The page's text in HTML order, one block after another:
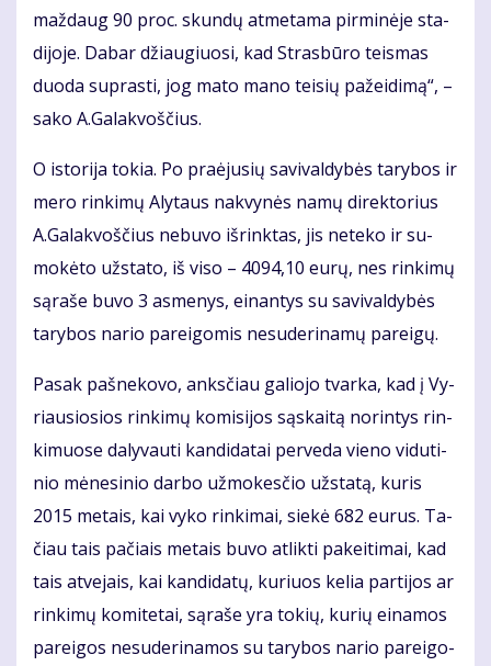
maž­daug 90 proc. skun­dų at­me­ta­ma pir­mi­nė­je sta­
di­jo­je. Da­bar džiau­giuo­si, kad Stras­bū­ro teis­mas
duo­da su­pras­ti, jog ma­to ma­no tei­sių pa­žei­di­mą“, –
sa­ko A.Ga­lak­voš­čius.
O is­to­ri­ja to­kia. Po pra­ėju­sių sa­vi­val­dy­bės ta­ry­bos ir
me­ro rin­ki­mų Aly­taus nak­vy­nės na­mų di­rek­to­rius
A.Ga­lak­voš­čius ne­bu­vo iš­rink­tas, jis ne­te­ko ir su­
mo­kė­to už­sta­to, iš vi­so – 4094,10 eu­rų, nes rin­ki­mų
są­ra­še bu­vo 3 as­me­nys, einan­tys su sa­vi­val­dy­bės
ta­ry­bos na­rio pa­rei­go­mis ne­su­de­ri­na­mų pa­rei­gų.
Pa­sak pa­šne­ko­vo, anks­čiau ga­lio­jo tvar­ka, kad į Vy­
riau­sio­sios rin­ki­mų ko­mi­si­jos są­skai­tą no­rin­tys rin­
ki­muo­se da­ly­vau­ti kan­di­da­tai per­ve­da vie­no vi­du­ti­
nio mė­ne­si­nio dar­bo už­mo­kes­čio už­sta­tą, ku­ris
2015 me­tais, kai vy­ko rin­ki­mai, sie­kė 682 eu­rus. Ta­
čiau tais pa­čiais me­tais bu­vo at­lik­ti pa­kei­ti­mai, kad
tais at­ve­jais, kai kan­di­da­tų, ku­riuos ke­lia par­ti­jos ar
rin­ki­mų ko­mi­te­tai, są­ra­še yra to­kių, ku­rių ei­na­mos
pa­rei­gos ne­su­de­ri­na­mos su ta­ry­bos na­rio pa­rei­go­